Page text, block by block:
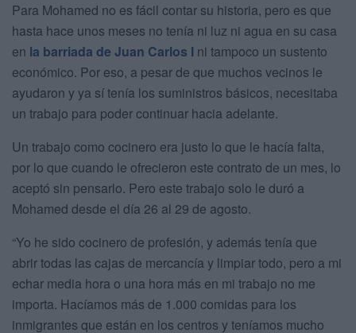
Para Mohamed no es fácil contar su historia, pero es que
hasta hace unos meses no tenía ni luz ni agua en su casa
en la barriada de Juan Carlos I ni tampoco un sustento
económico. Por eso, a pesar de que muchos vecinos le
ayudaron y ya sí tenía los suministros básicos, necesitaba
un trabajo para poder continuar hacia adelante.
Un trabajo como cocinero era justo lo que le hacía falta,
por lo que cuando le ofrecieron este contrato de un mes, lo
aceptó sin pensarlo. Pero este trabajo solo le duró a
Mohamed desde el día 26 al 29 de agosto.
“Yo he sido cocinero de profesión, y además tenía que
abrir todas las cajas de mercancía y limpiar todo, pero a mi
echar media hora o una hora más en mi trabajo no me
importa. Hacíamos más de 1.000 comidas para los
inmigrantes que están en los centros y teníamos mucho